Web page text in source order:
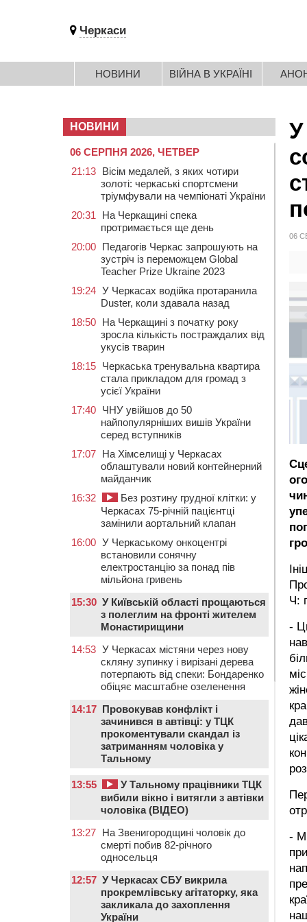
Черкаси
НОВИНИ ВІЙНА В УКРАЇНІ
06
Ч:
-
-
НОВИНИ
06 СЕРПНЯ 2026, ЧЕТВЕР
21:13 Вісім медалей, з яких чотири
золоті: черкаські спортсмени
тріумфували на чемпіонаті України
20:31
На Черкащині спека
протримається ще день
20:00 Педагогів Черкас запрошують на
зустріч із переможцем Global
Teacher Prize Ukraine 2023
19:24 У Черкасах водійка протаранила
Duster, коли здавала назад
18:50 На Черкащині з початку року
зросла кількість постраждалих від
укусів тварин
18:15 Черкаська тренувальна квартира
стала прикладом для громад з
усієї України
17:40 ЧНУ увійшов до 50
найпопулярніших вишів України
серед вступників
17:07 На Хімселищі у Черкасах
облаштували новий контейнерний
майданчик
16:32
Без розтину грудної клітки: у
Черкасах 75-річній пацієнтці
замінили аортальний клапан
16:00 У Черкаському онкоцентрі
встановили сонячну
електростанцію за понад пів
мільйона гривень
15:30 У Київській області прощаються
з полеглим на фронті жителем
Монастирищини
14:53 У Черкасах містяни через нову
скляну зупинку і вирізані дерева
потерпають від спеки: Бондаренко
обіцяє масштабне озеленення
14:17 Провокував конфлікт і
зачинився в автівці: у ТЦК
прокоментували скандал із
затриманням чоловіка у
Тальному
13:55
У Тальному працівники ТЦК
вибили вікно і витягли з автівки
чоловіка (ВІДЕО)
13:27 На Звенигородщині чоловік до
смерті побив 82-річного
односельця
12:57 У Черкасах СБУ викрила
прокремлівську агітаторку, яка
закликала до захоплення
України